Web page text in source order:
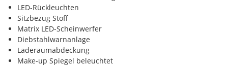
LED-Rückleuchten
Sitzbezug Stoff
Matrix LED-Scheinwerfer
Diebstahlwarnanlage
Laderaumabdeckung
Make-up Spiegel beleuchtet